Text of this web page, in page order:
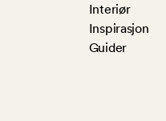
Interiør
Inspirasjon
Guider